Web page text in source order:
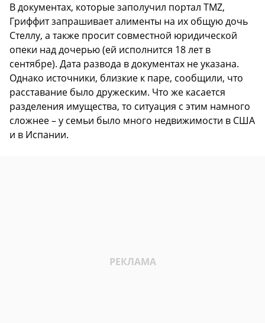
В документах, которые заполучил портал TMZ,
Гриффит запрашивает алименты на их общую дочь
Стеллу, а также просит совместной юридической
опеки над дочерью (ей исполнится 18 лет в
сентябре). Дата развода в документах не указана.
Однако источники, близкие к паре, сообщили, что
расставание было дружеским. Что же касается
разделения имущества, то ситуация с этим намного
сложнее – у семьи было много недвижимости в США
и в Испании.